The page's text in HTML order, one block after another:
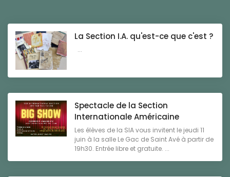
La Section I.A. qu'est-ce que c'est ?
...
Spectacle de la Section
Internationale Américaine
Les élèves de la SIA vous invitent le jeudi 11
juin à la salle Le Gac de Saint Avé à partir de
19h30. Entrée libre et gratuite. ...